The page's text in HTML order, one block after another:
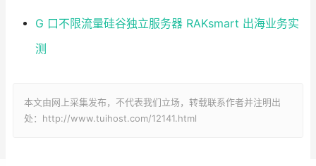
G 口不限流量硅谷独立服务器 RAKsmart 出海业务实
测
本文由网上采集发布，不代表我们立场，转载联系作者并注明出
处：http://www.tuihost.com/12141.html